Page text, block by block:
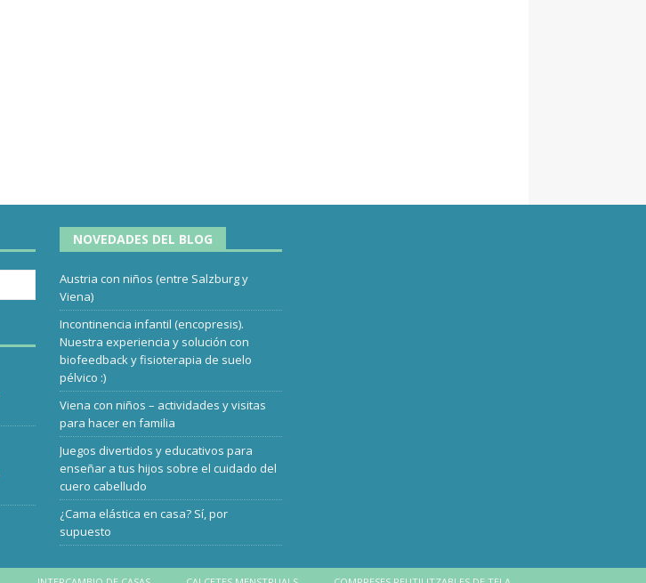
NOVEDADES DEL BLOG
Austria con niños (entre Salzburg y
Viena)
Incontinencia infantil (encopresis).
Nuestra experiencia y solución con
biofeedback y fisioterapia de suelo
pélvico :)
Viena con niños – actividades y visitas
para hacer en familia
Juegos divertidos y educativos para
enseñar a tus hijos sobre el cuidado del
cuero cabelludo
¿Cama elástica en casa? Sí, por
supuesto